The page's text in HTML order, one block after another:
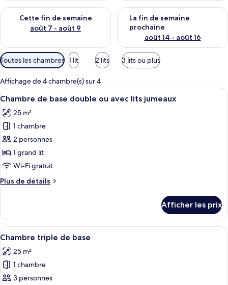
Cette fin de semaine
août 7 - août 9
Vérifier la disponibilité pour cette fin de semaine août 7 -
La fin de semaine
prochaine
août 14 - août 16
Vérifier la disponibilité pour
Filtres
disponibles
pour
les
chambres
Toutes les chambres 1 lit 2 lits 3 lits ou plus
Affichage de 4 chambre(s) sur 4
Afficher
toutes
les
photos
pour
ce
type
chambre :
base
double
ou
avec
lits
jumeaux
Chambre de base double ou avec
8
Chambre de base double ou avec lits jumeaux
25 m²
1 chambre
2 personnes
1 grand lit
Wi-Fi gratuit
Plus de détails
Plus
Chambre
de
base
ou
avec
lits
jumeaux
Afficher les prix
Afficher
toutes
les
photos
pour
Chambre triple de base | Bureau,
7
Chambre triple de base
25 m²
1 chambre
3 personnes